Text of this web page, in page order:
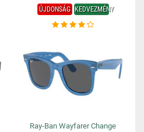
ÚJDONSÁG KEDVEZMÉNY
Ray-Ban Wayfarer Change